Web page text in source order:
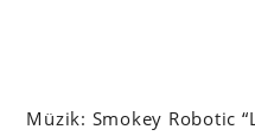
Müzik: Smokey Robotic